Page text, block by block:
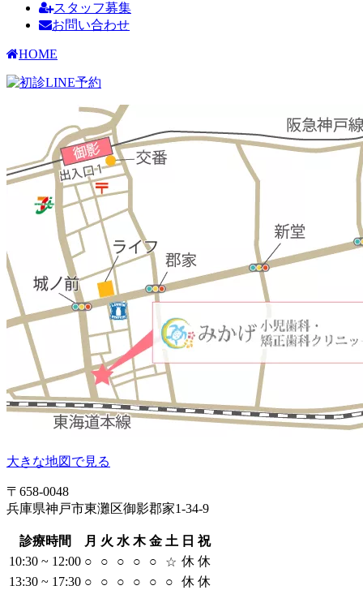
スタッフ募集
お問い合わせ
HOME
大きな地図で見る
〒658-0048
兵庫県神戸市東灘区御影郡家1-34-9
診療時間 月 火 水 木 金 土 日 祝
10:30 ~ 12:00 ○ ○ ○ ○ ○ ☆ 休 休
13:30 ~ 17:30 ○ ○ ○ ○ ○ ○ 休 休